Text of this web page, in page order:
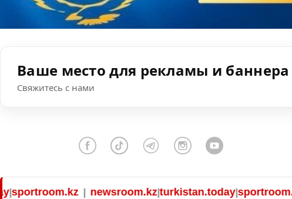
Ваше место для рекламы и баннера
Свяжитесь с нами
|newsroom.kz|turkistan.today|sportroom.kz|